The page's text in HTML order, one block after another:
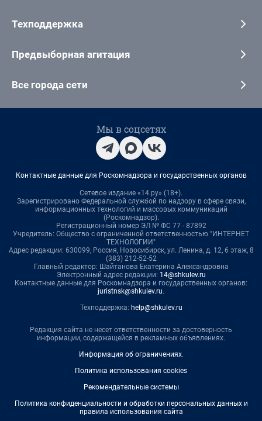
Техподдержка
Предвыборная агитация
Все города сети
Мы в соцсетях
Контактные данные для Роскомнадзора и государственных органов
Сетевое издание «14.ру» (18+).
Зарегистрировано Федеральной службой по надзору в сфере связи,
информационных технологий и массовых коммуникаций
(Роскомнадзор).
Регистрационный номер ЭЛ № ФС 77 - 87892
Учредитель: Общество с ограниченной ответственностью "ИНТЕРНЕТ
ТЕХНОЛОГИИ"
Адрес редакции: 630099, Россия, Новосибирск, ул. Ленина, д. 12, 6 этаж, 8
(383) 212-52-52
Главный редактор: Шайтанова Екатерина Александровна
Электронный адрес редакции: 14@shkulev.ru
Контактные данные для Роскомнадзора и государственных органов:
juristnsk@shkulev.ru.
Техподдержка: help@shkulev.ru
Редакция сайта не несет ответственности за достоверность
информации, содержащейся в рекламных объявлениях.
Информация об ограничениях.
Политика использования cookies
Рекомендательные системы
Политика конфиденциальности и обработки персональных данных и
правила использования сайта